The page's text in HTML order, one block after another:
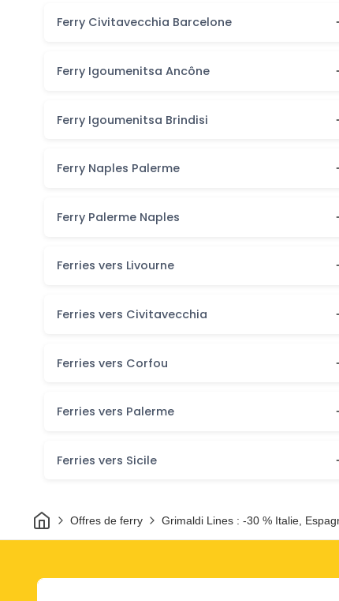
Ferry Civitavecchia Barcelone
Ferry Igoumenitsa Ancône
Ferry Igoumenitsa Brindisi
Ferry Naples Palerme
Ferry Palerme Naples
Ferries vers Livourne
Ferries vers Civitavecchia
Ferries vers Corfou
Ferries vers Palerme
Ferries vers Sicile
MaisonOffres de ferry Grimaldi Lines : -30 % Italie,